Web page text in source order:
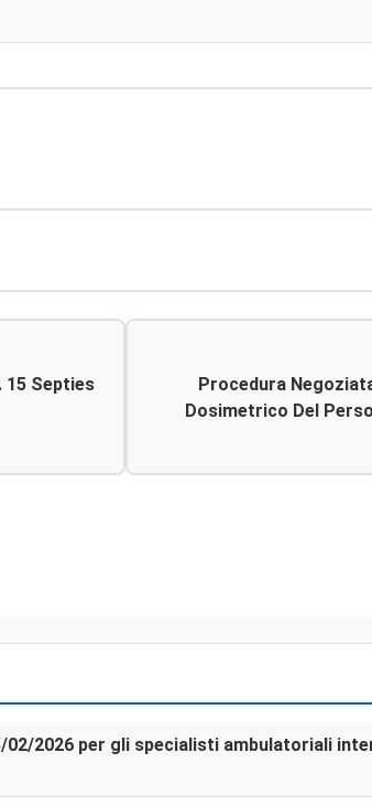
15 Septies
Procedura
Dosimetrico Del
02/2026 per gli specialisti ambulatoriali